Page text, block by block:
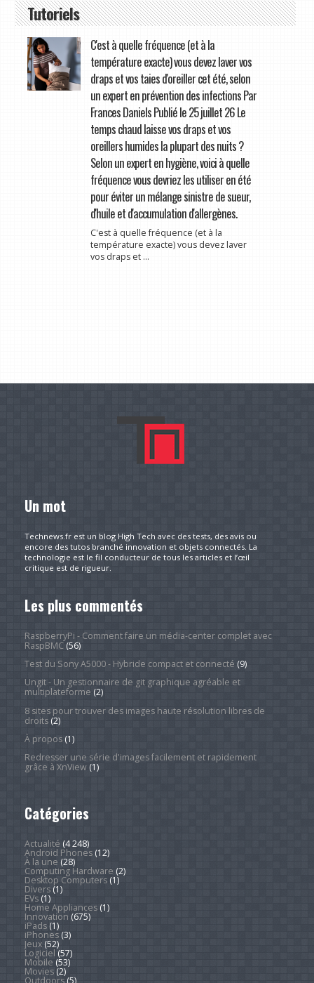
Tutoriels
C'est à quelle fréquence (et à la
température exacte) vous devez laver vos
draps et vos taies d'oreiller cet été, selon
un expert en prévention des infections Par
Frances Daniels Publié le 25 juillet 26 Le
temps chaud laisse vos draps et vos
oreillers humides la plupart des nuits ?
Selon un expert en hygiène, voici à quelle
fréquence vous devriez les utiliser en été
pour éviter un mélange sinistre de sueur,
d'huile et d'accumulation d'allergènes.
C'est à quelle fréquence (et à la
température exacte) vous devez laver
vos draps et ...
Un mot
Technews.fr est un blog High Tech avec des tests, des avis ou
encore des tutos branché innovation et objets connectés. La
technologie est le fil conducteur de tous les articles et l’œil
critique est de rigueur.
Les plus commentés
RaspberryPi - Comment faire un média-center complet avec
RaspBMC(56)
Test du Sony A5000 - Hybride compact et connecté (9)
Ungit - Un gestionnaire de git graphique agréable et
multiplateforme (2)
8 sites pour trouver des images haute résolution libres de
droits(2)
À propos(1)
Redresser une série d'images facilement et rapidement
grâce à XnView(1)
Catégories
Actualité (4 248)
Android Phones(12)
À la une (28)
Computing Hardware (2)
Desktop Computers(1)
Divers(1)
EVs(1)
Home Appliances(1)
Innovation (675)
iPads(1)
iPhones(3)
Jeux(52)
Logiciel (57)
Mobile (53)
Movies(2)
Outdoors(5)